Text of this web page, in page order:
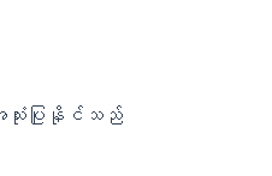
းပြုနိုင်သည်